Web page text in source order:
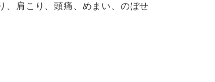
、肩こり、頭痛、めまい、のぼせ